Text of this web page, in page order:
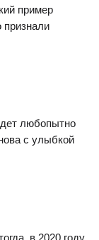
пример
любопытно
с улыбкой
в 2020 году,